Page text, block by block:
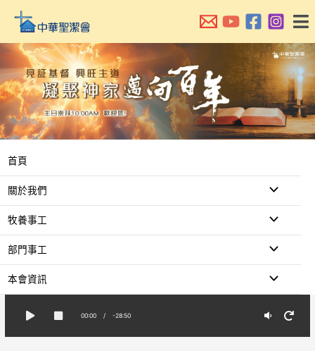
主
內
容
首頁
關於我們
牧養事工
部門事工
本會資訊
00:00 / -28:50